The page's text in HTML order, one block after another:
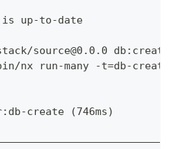
up-to-date
source@0.0.0 db:create
nx run-many -t=db-create
create (746ms)